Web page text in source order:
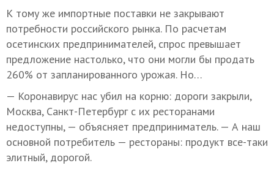
К тому же импортные поставки не закрывают
потребности российского рынка. По расчетам
осетинских предпринимателей, спрос превышает
предложение настолько, что они могли бы продать
260% от запланированного урожая. Но…
— Коронавирус нас убил на корню: дороги закрыли,
Москва, Санкт-Петербург с их ресторанами
недоступны, — объясняет предприниматель. — А наш
основной потребитель — рестораны: продукт все-таки
элитный, дорогой.